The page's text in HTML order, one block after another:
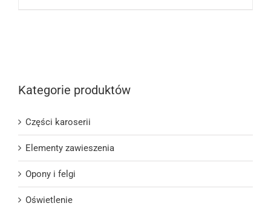
Kategorie produktów
Części karoserii
Elementy zawieszenia
Opony i felgi
Oświetlenie